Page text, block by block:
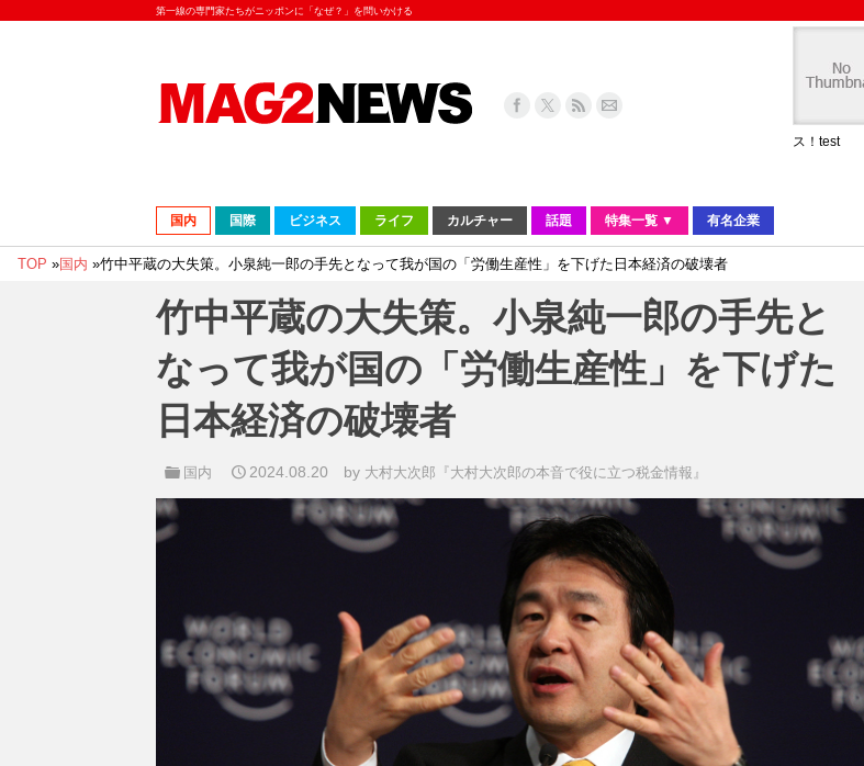
第一線の専門家たちがニッポンに「なぜ？」を問いかける
ス！test
国内 国際 ビジネス ライフ カルチャー 話題 特集一覧 ▼ 有名企業
TOP »国内 »竹中平蔵の大失策。小泉純一郎の手先となって我が国の「労働生産性」を下げた日本経済の破壊者
竹中平蔵の大失策。小泉純一郎の手先と
なって我が国の「労働生産性」を下げた
日本経済の破壊者
国内 2024.08.20 by 大村大次郎『大村大次郎の本音で役に立つ税金情報』